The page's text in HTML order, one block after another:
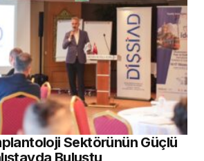
Sektörünün Güçlü